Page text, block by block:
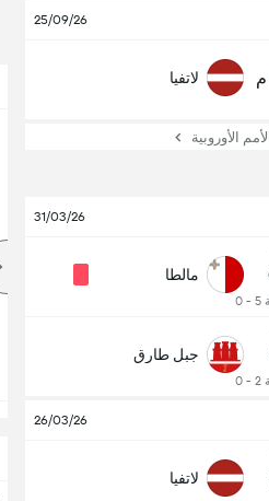
25/09/26
لاتفيا
الأوروبية
31/03/26
0
مالطا
0
جبل طارق
26/03/26
لاتفيا